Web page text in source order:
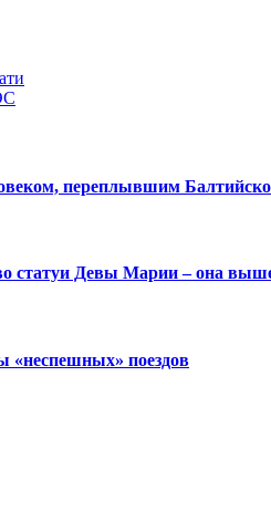
переплывшим
статуи Девы Марии – она
«неспешных» поездов